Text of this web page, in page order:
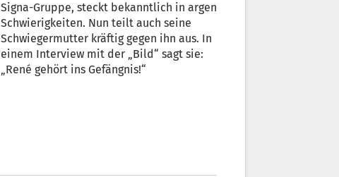
Signa-Gruppe, steckt bekanntlich in argen
Schwierigkeiten. Nun teilt auch seine
Schwiegermutter kräftig gegen ihn aus. In
einem Interview mit der „Bild“ sagt sie:
„René gehört ins Gefängnis!“